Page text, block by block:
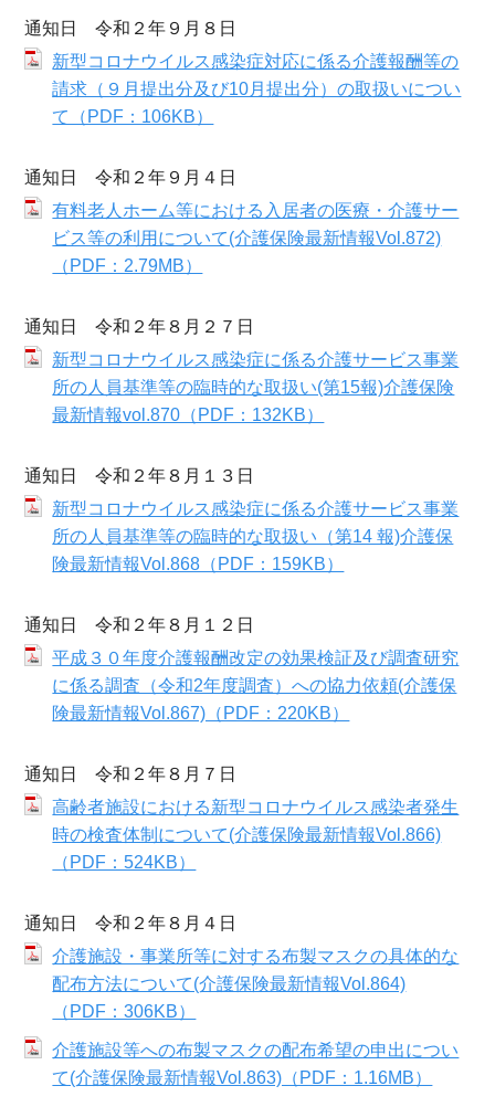
通知日 令和２年９月８日
新型コロナウイルス感染症対応に係る介護報酬等の
請求（９月提出分及び10月提出分）の取扱いについ
て（PDF：106KB）
通知日 令和２年９月４日
有料老人ホーム等における入居者の医療・介護サー
ビス等の利用について(介護保険最新情報Vol.872)
（PDF：2.79MB）
通知日 令和２年８月２７日
新型コロナウイルス感染症に係る介護サービス事業
所の人員基準等の臨時的な取扱い(第15報)介護保険
最新情報vol.870（PDF：132KB）
通知日 令和２年８月１３日
新型コロナウイルス感染症に係る介護サービス事業
所の人員基準等の臨時的な取扱い（第14 報)介護保
険最新情報Vol.868（PDF：159KB）
通知日 令和２年８月１２日
平成３０年度介護報酬改定の効果検証及び調査研究
に係る調査（令和2年度調査）への協力依頼(介護保
険最新情報Vol.867)（PDF：220KB）
通知日 令和２年８月７日
高齢者施設における新型コロナウイルス感染者発生
時の検査体制について(介護保険最新情報Vol.866)
（PDF：524KB）
通知日 令和２年８月４日
介護施設・事業所等に対する布製マスクの具体的な
配布方法について(介護保険最新情報Vol.864)
（PDF：306KB）
介護施設等への布製マスクの配布希望の申出につい
て(介護保険最新情報Vol.863)（PDF：1.16MB）